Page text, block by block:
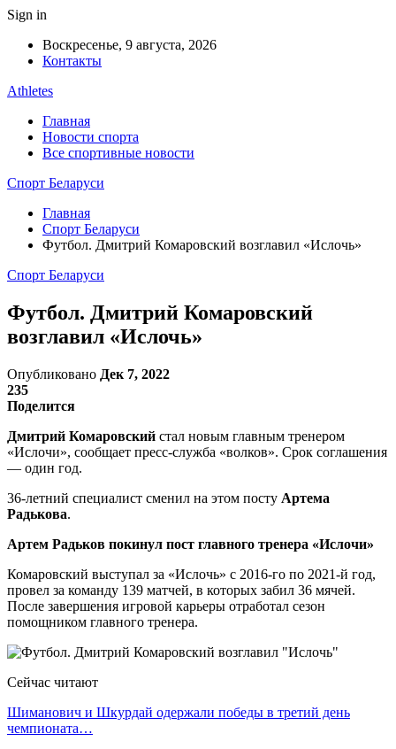
Sign in
Воскресенье, 9 августа, 2026
Контакты
Athletes
Главная
Новости спорта
Все спортивные новости
Спорт Беларуси
Главная
Спорт Беларуси
Футбол. Дмитрий Комаровский возглавил «Ислочь»
Спорт Беларуси
Футбол. Дмитрий Комаровский
возглавил «Ислочь»
Опубликовано Дек 7, 2022
235
Поделится
Дмитрий Комаровский стал новым главным тренером
«Ислочи», сообщает пресс-служба «волков». Срок соглашения
— один год.
36-летний специалист сменил на этом посту Артема
Радькова.
Артем Радьков покинул пост главного тренера «Ислочи»
Комаровский выступал за «Ислочь» с 2016-го по 2021-й год,
провел за команду 139 матчей, в которых забил 36 мячей.
После завершения игровой карьеры отработал сезон
помощником главного тренера.
Сейчас читают
Шиманович и Шкурдай одержали победы в третий день
чемпионата…